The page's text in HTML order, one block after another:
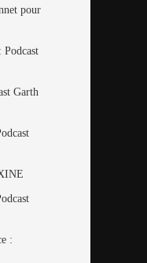
pour
Garth
: